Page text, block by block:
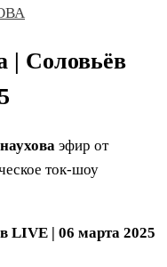
| Соловьёв
эфир от
ток-шоу
LIVE | 06 марта 2025